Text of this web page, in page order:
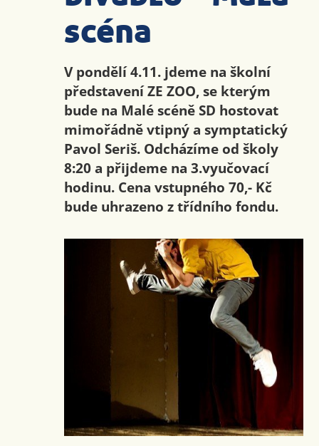
scéna
V pondělí 4.11. jdeme na školní
představení ZE ZOO, se kterým
bude na Malé scéně SD hostovat
mimořádně vtipný a symptatický
Pavol Seriš. Odcházíme od školy
8:20 a přijdeme na 3.vyučovací
hodinu. Cena vstupného 70,- Kč
bude uhrazeno z třídního fondu.